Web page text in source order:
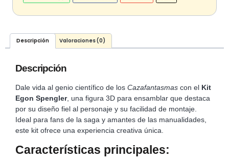
Descripción Valoraciones (0)
Descripción
Dale vida al genio científico de los Cazafantasmas con el Kit
Egon Spengler, una figura 3D para ensamblar que destaca
por su diseño fiel al personaje y su facilidad de montaje.
Ideal para fans de la saga y amantes de las manualidades,
este kit ofrece una experiencia creativa única.
Características principales: